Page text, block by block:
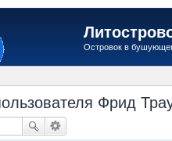
Островок в
Фрид